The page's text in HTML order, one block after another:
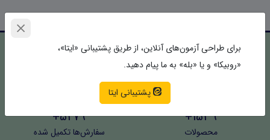
1539+
محصولات
5279+
سفارش‌ها تکمیل شده
برای طراحی آزمون‌های آنلاین، از طریق پشتیبانی «ایتا»،
«روبیکا» و یا «بله» به ما پیام دهید.
پشتیبانی ایتا